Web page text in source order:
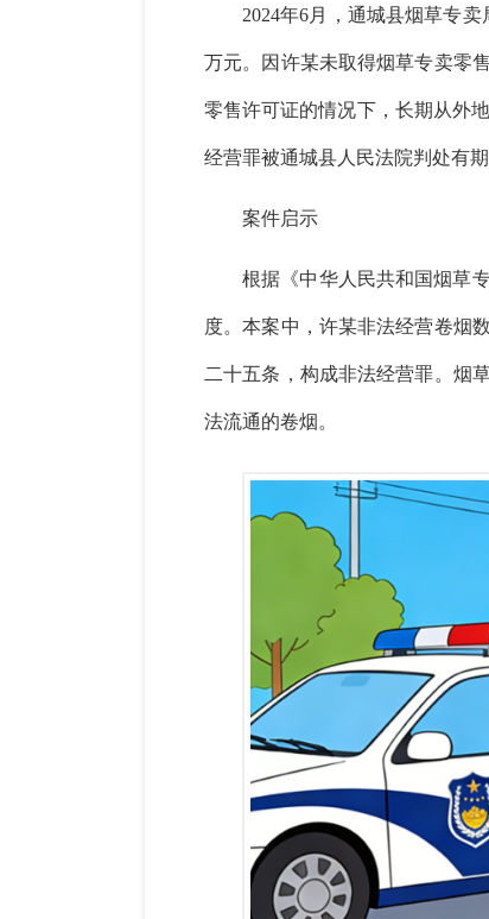
2024年6月，通城县烟草专
万元。因许某未取得烟草专卖零
零售许可证的情况下，长期从外
经营罪被通城县人民法院判处有
案件启示
根据《中华人民共和国烟草
度。本案中，许某非法经营卷烟
二十五条，构成非法经营罪。烟
法流通的卷烟。